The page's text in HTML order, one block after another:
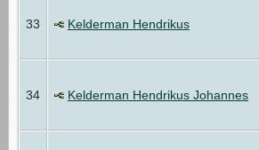
33 Kelderman Hendrikus
34 Kelderman Hendrikus Johannes